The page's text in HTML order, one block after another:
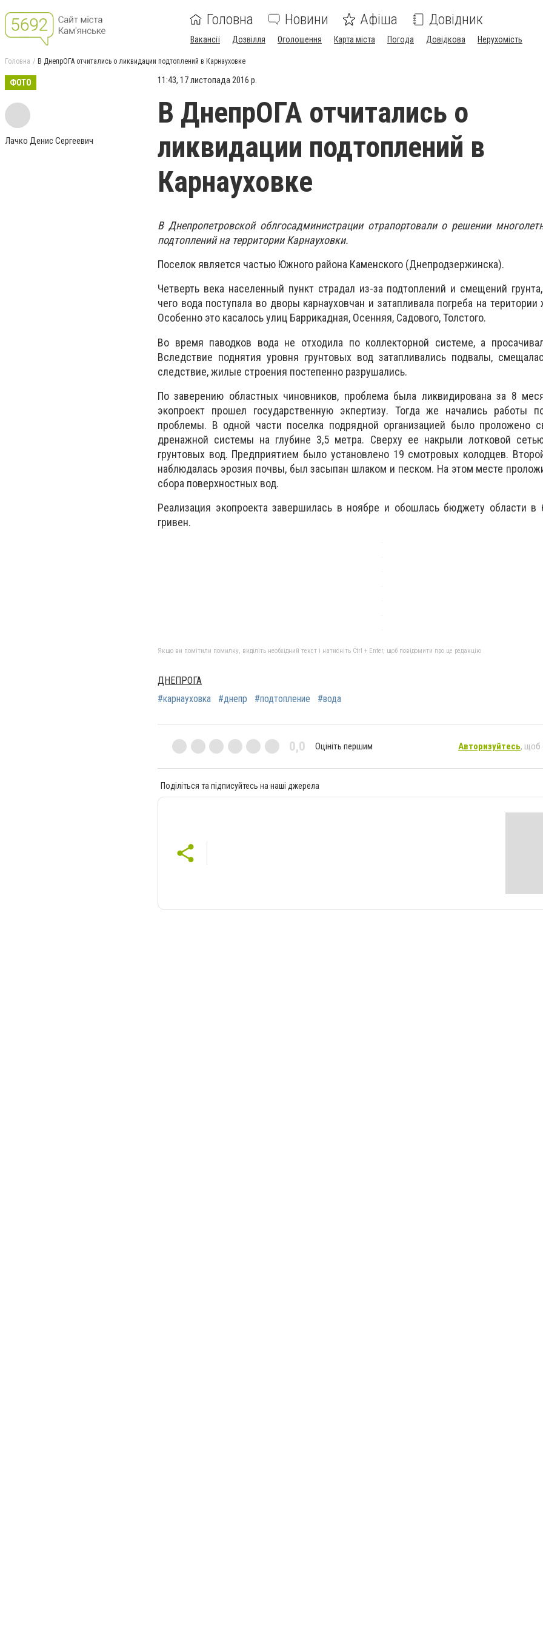
Головна Новини Афіша Довідник
Вакансії Дозвілля Оголошення Карта міста Погода Довідкова Нерухомість
Головна В ДнепрОГА отчитались о ликвидации подтоплений в Карнауховке
ФОТО
Лачко Денис Сергеевич
11:43, 17 листопада 2016 р.
В ДнепрОГА отчитались о
ликвидации подтоплений в
Карнауховке
В Днепропетровской облгосадминистрации отрапортовали о решении
подтоплений на территории Карнауховки.
Поселок является частью Южного района Каменского (Днепродзержинска).
Четверть века населенный пункт страдал из-за подтоплений и смещений
чего вода поступала во дворы карнауховчан и затапливала погреба на
Особенно это касалось улиц Баррикадная, Осенняя, Садового, Толстого.
Во время паводков вода не отходила по коллекторной системе, а
Вследствие поднятия уровня грунтовых вод затапливались подвалы,
следствие, жилые строения постепенно разрушались.
По заверению областных чиновников, проблема была ликвидирована за 8
экопроект прошел государственную экпертизу. Тогда же начались работы
проблемы. В одной части поселка подрядной организацией было проложено
дренажной системы на глубине 3,5 метра. Сверху ее накрыли лотковой
грунтовых вод. Предприятием было установлено 19 смотровых колодцев.
наблюдалась эрозия почвы, был засыпан шлаком и песком. На этом месте
сбора поверхностных вод.
Реализация экопроекта завершилась в ноябре и обошлась бюджету области
гривен.
Якщо ви помітили помилку, виділіть необхідний текст і натисніть Ctrl + Enter, щоб повідомити про це редакцію
ДНЕПРОГА
#карнауховка
#днепр #подтопление #вода
0,0 Оцініть першим Авторизуйтесь, щоб
Поділіться та підписуйтесь на наші джерела